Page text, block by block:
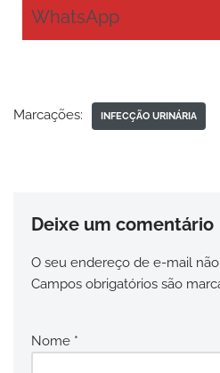
WhatsApp
Marcações: INFECÇÃO URINÁRIA
Deixe um comentário
O seu endereço de e-mail
Campos obrigatórios são
Nome *